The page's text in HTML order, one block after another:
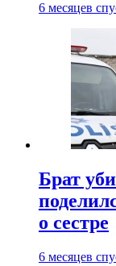
6 месяцев
Брат
о сестре
6 месяцев